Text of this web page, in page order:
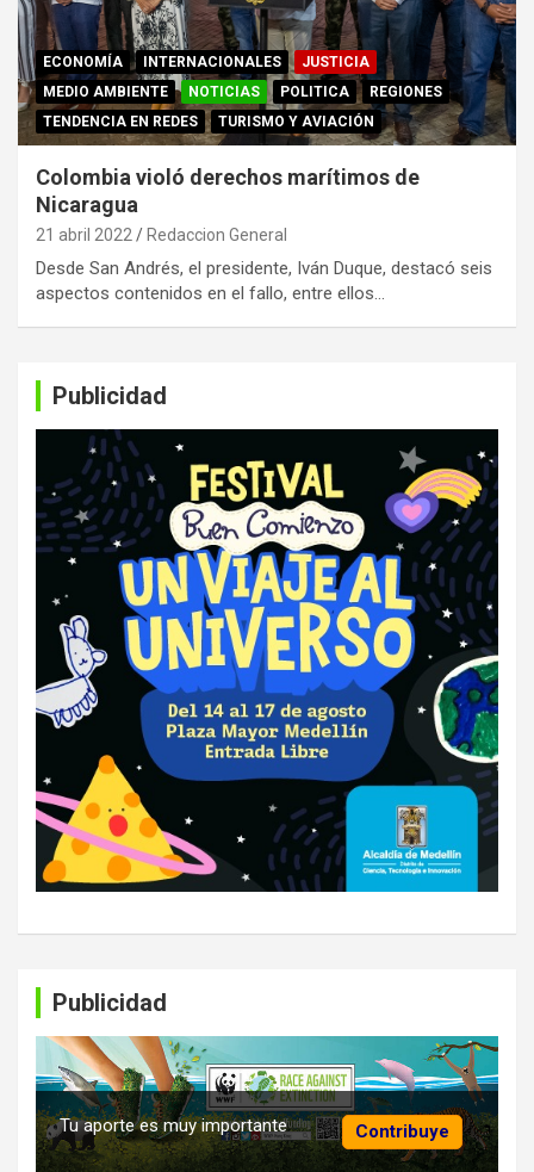
ECONOMÍA INTERNACIONALES
JUSTICIA
MEDIO AMBIENTE
NOTICIAS POLITICA
REGIONES
TENDENCIA EN REDES
TURISMO Y AVIACIÓN
Colombia violó derechos marítimos de
Nicaragua
21 abril 2022 Redaccion General
Desde San Andrés, el presidente, Iván Duque, destacó seis
aspectos contenidos en el fallo, entre ellos…
Publicidad
Publicidad
Contribuye
Tu aporte es muy importante